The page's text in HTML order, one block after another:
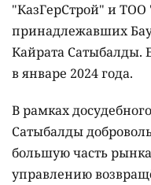
"КазГерСтрой" и ТОО
принадлежавших
Кайрата Сатыбалды.
в январе 2024 года.
В рамках
Сатыбалды
большую часть
управлению